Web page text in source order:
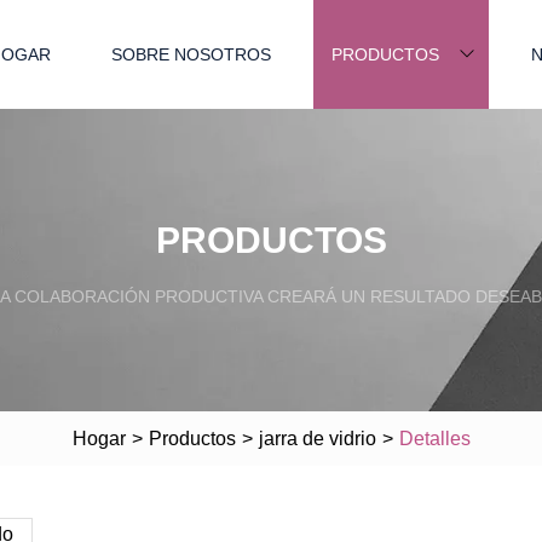
SOBRE NOSOTROS PRODUCTOS
PRODUCTOS
COLABORACIÓN PRODUCTIVA CREARÁ UN RESULTADO
Hogar > Productos > jarra de vidrio > Detalles